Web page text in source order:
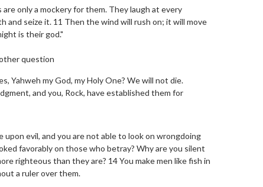
are only a mockery for them. They laugh at every
and seize it. 11 Then the wind will rush on; it will move
is their god."
question
Yahweh my God, my Holy One? We will not die.
and you, Rock, have established them for
upon evil, and you are not able to look on wrongdoing
favorably on those who betray? Why are you silent
righteous than they are? 14 You make men like fish in
a ruler over them.